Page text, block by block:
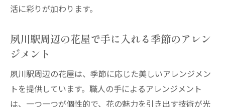
活に彩りが加わります。
夙川駅周辺の花屋で手に入れる季節のアレン
ジメント
夙川駅周辺の花屋は、季節に応じた美しいアレンジメン
トを提供しています。職人の手によるアレンジメント
は、一つ一つが個性的で、花の魅力を引き出す技術が光